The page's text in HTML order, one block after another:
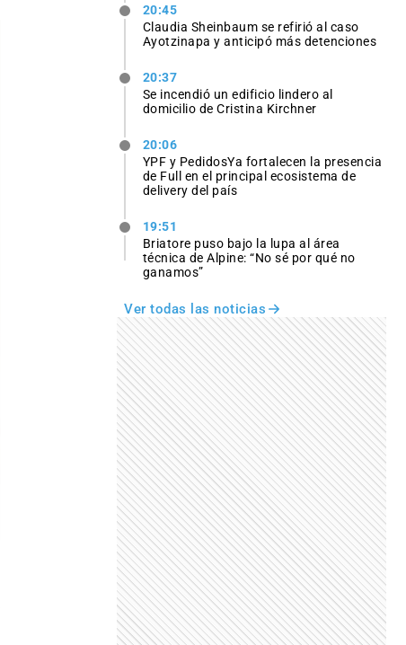
20:45
Claudia Sheinbaum se refirió al caso
Ayotzinapa y anticipó más detenciones
20:37
Se incendió un edificio lindero al
domicilio de Cristina Kirchner
20:06
YPF y PedidosYa fortalecen la presencia
de Full en el principal ecosistema de
delivery del país
19:51
Briatore puso bajo la lupa al área
técnica de Alpine: “No sé por qué no
ganamos”
Ver todas las noticias